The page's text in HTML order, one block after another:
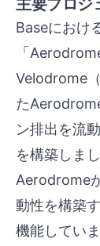
主要プロ
Baseにおけ
「
Velodrome
た
ン排出を流
を構築しま
Aerodrome
動性を構築
機能していま